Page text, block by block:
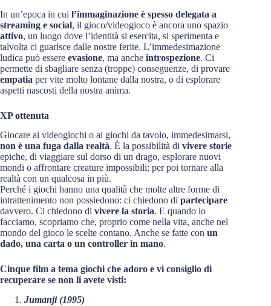
In un’epoca in cui l’immaginazione è spesso delegata a
streaming e social, il gioco/videogioco è ancora uno spazio
attivo, un luogo dove l’identità si esercita, si sperimenta e
talvolta ci guarisce dalle nostre ferite. L’immedesimazione
ludica può essere evasione, ma anche introspezione. Ci
permette di sbagliare senza (troppe) conseguenze, di provare
empatia per vite molto lontane dalla nostra, o di esplorare
aspetti nascosti della nostra anima.
XP ottenuta
Giocare ai videogiochi o ai giochi da tavolo, immedesimarsi,
non è una fuga dalla realtà. È la possibilità di vivere storie
epiche, di viaggiare sul dorso di un drago, esplorare nuovi
mondi o affrontare creature impossibili; per poi tornare alla
realtà con un qualcosa in più.
Perché i giochi hanno una qualità che molte altre forme di
intrattenimento non possiedono: ci chiedono di partecipare
davvero. Ci chiedono di vivere la storia. E quando lo
facciamo, scopriamo che, proprio come nella vita, anche nel
mondo del gioco le scelte contano. Anche se fatte con un
dado, una carta o un controller in mano.
Cinque film a tema giochi che adoro e vi consiglio di
recuperare se non li avete visti:
Jumanji (1995)